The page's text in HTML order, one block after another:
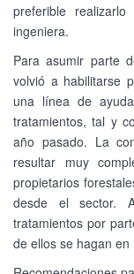
preferible
ingeniera.
Para asumir parte
volvió a habilitarse
una línea de
tratamientos, tal y
año pasado. La
resultar muy
propietarios
desde el sector.
tratamientos por
de ellos se hagan